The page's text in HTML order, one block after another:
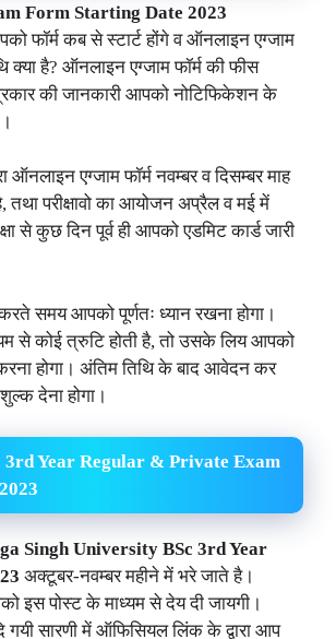
Form Starting Date 2023
फॉर्म कब से स्टार्ट होंगे व ऑनलाइन एग्जाम
क्या है? ऑनलाइन एग्जाम फॉर्म की फीस
की जानकारी आपको नोटिफिकेशन के
ऑनलाइन एग्जाम फॉर्म नवम्बर व दिसम्बर माह
तथा परीक्षावो का आयोजन अप्रैल व मई में
से कुछ दिन पूर्व ही आपको एडमिट कार्ड जारी
समय आपको पूर्णतः ध्यान रखना होगा।
से कोई त्रुटि होती है, तो उसके लिय आपको
होगा। अंतिम तिथि के बाद आवेदन कर
देना होगा।
3rd Year Regular & Private Exam
Singh University BSc 3rd Year
अक्टूबर-नवम्बर महीने में भरे जाते है।
इस पोस्ट के माध्यम से देय दी जायगी।
सारणी में ऑफिसियल लिंक के द्वारा आप